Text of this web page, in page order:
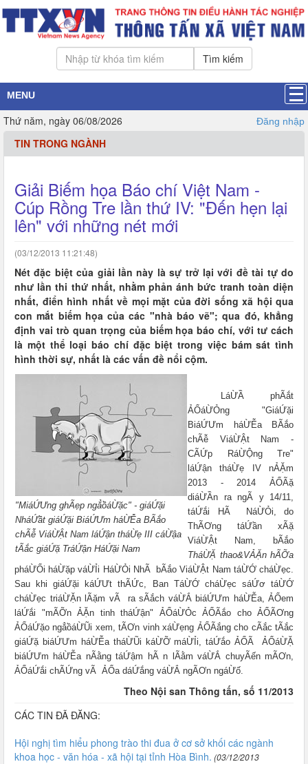
Tìm kiếm
MENU
Thứ năm, ngày 06/08/2026 Đăng nhập
TIN TRONG NGÀNH
Giải Biếm họa Báo chí Việt Nam -
Cúp Rồng Tre lần thứ IV: "Đến hẹn lại
lên" với những nét mới
(03/12/2013 11:21:48)
Nét đặc biệt của giải lần này là sự trở lại với đề tài tự do
như lần thi thứ nhất, nhằm phản ánh bức tranh toàn diện
nhất, điển hình nhất về mọi mặt của đời sống xã hội qua
con mắt biếm họa của các "nhà báo vẽ"; qua đó, khẳng
định vai trò quan trọng của biếm họa báo chí, với tư cách
là một thể loại báo chí đặc biệt trong việc bám sát tình
hình thời sự, nhất là các vấn đề nổi cộm.
"MiáỨƯng ghÃẹp ngẳồáỪặc" - giáỨặi
NháỨầt giáỨặi BiáỨƯm háỪỄa BÃắo
chÃễ ViáỪẬt Nam láỨận tháỪẹ III cáỪậa
tÃắc giáỨặ TráỨận HáỨặi Nam
LáỪẦ phÃắt
ẢỔáỪỎng "GiáỨặi
BiáỨƯm háỪỄa BÃắo
chÃễ ViáỪẬt Nam -
CÃỨp RáỪỘng Tre"
láỨận tháỪẹ IV nẢẶm
2013 - 2014 ẢỔÃặ
diáỪẦn ra ngÃ y 14/11,
táỨắi HÃ NáỪỎi, do
ThÃƠng táỨần xÃặ
ViáỪẬt Nam, bÃắo
TháỪẶ thao&VẢẶn hÃỠa
pháỪỔi háỪặp váỪỈi HáỪỎi NhÃ bÃắo ViáỪẬt Nam táỪỚ cháỪẹc.
Sau khi giáỨặi káỨƯt thÃỨc, Ban TáỪỚ cháỪẹc sáỨơ táỪỚ
cháỪẹc triáỪẶn lÃặm vÃ ra sÃắch váỪẮ biáỨƯm háỪỄa, ẢỔem
láỨắi "mÃỠn ẢẶn tinh tháỨận" ẢỔáỪỎc ẢỔÃắo cho ẢỔÃƠng
ẢỔáỨặo ngẳồáỪŨi xem, tÃƠn vinh xáỪẹng ẢỔÃắng cho cÃắc tÃắc
giáỨặ biáỨƯm háỪỄa tháỪŨi káỪỠ máỪỈi, táỨắo ẢỔÃ ẢỔáỪẶ
biáỨƯm háỪỄa nÃằng táỨậm hÃ n lÃằm váỪẮ chuyÃến mÃƠn,
ẢỔáỨắi chÃỨng vÃ ẢỔa dáỨắng váỪẮ ngÃƠn ngáỪố.
Theo Nội san Thông tấn, số 11/2013
CÁC TIN ĐÃ ĐĂNG:
Hội nghị tìm hiểu phong trào thi đua ở cơ sở khối các ngành
khoa học - văn hóa - xã hội tại tỉnh Hòa Bình. (03/12/2013